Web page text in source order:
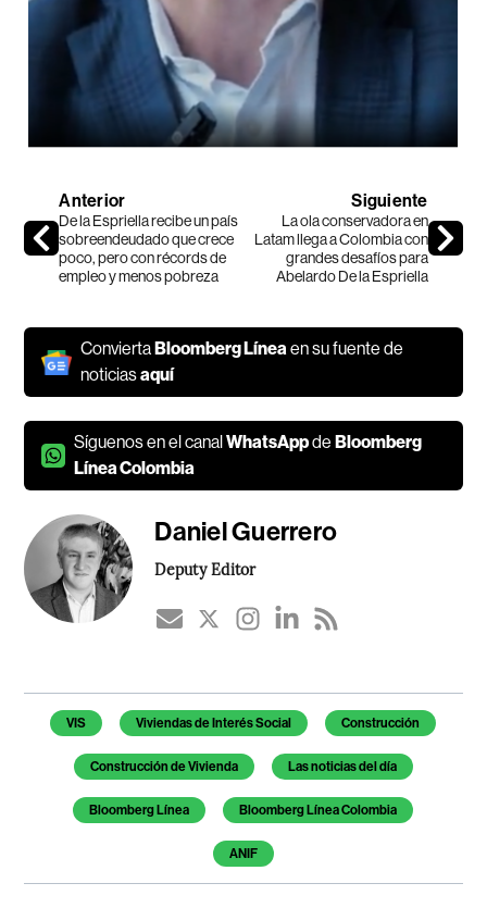
Anterior
De la Espriella recibe un país
sobreendeudado que crece
poco, pero con récords de
empleo y menos pobreza
Siguiente
La ola conservadora en
Latam llega a Colombia con
grandes desafíos para
Abelardo De la Espriella
Convierta Bloomberg Líneaen su fuente de
noticiasaquí
Síguenos en el canalWhatsAppde Bloomberg
Línea Colombia
Daniel Guerrero
Deputy Editor
Temas de este artículo
VIS Viviendas de Interés Social Construcción
Construcción de Vivienda Las noticias del día
Bloomberg Línea Bloomberg Línea Colombia
ANIF